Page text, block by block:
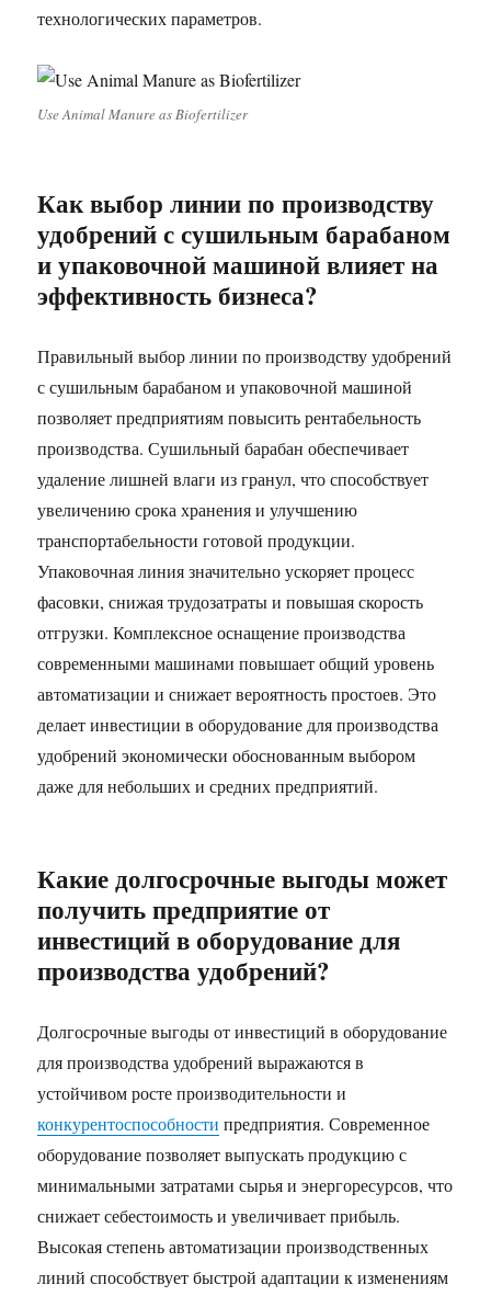
технологических параметров.
Use Animal Manure as Biofertilizer
Как выбор линии по производству
удобрений с сушильным барабаном
и упаковочной машиной влияет на
эффективность бизнеса?
Правильный выбор линии по производству удобрений
с сушильным барабаном и упаковочной машиной
позволяет предприятиям повысить рентабельность
производства. Сушильный барабан обеспечивает
удаление лишней влаги из гранул, что способствует
увеличению срока хранения и улучшению
транспортабельности готовой продукции.
Упаковочная линия значительно ускоряет процесс
фасовки, снижая трудозатраты и повышая скорость
отгрузки. Комплексное оснащение производства
современными машинами повышает общий уровень
автоматизации и снижает вероятность простоев. Это
делает инвестиции в оборудование для производства
удобрений экономически обоснованным выбором
даже для небольших и средних предприятий.
Какие долгосрочные выгоды может
получить предприятие от
инвестиций в оборудование для
производства удобрений?
Долгосрочные выгоды от инвестиций в оборудование
для производства удобрений выражаются в
устойчивом росте производительности и
конкурентоспособности предприятия. Современное
оборудование позволяет выпускать продукцию с
минимальными затратами сырья и энергоресурсов, что
снижает себестоимость и увеличивает прибыль.
Высокая степень автоматизации производственных
линий способствует быстрой адаптации к изменениям